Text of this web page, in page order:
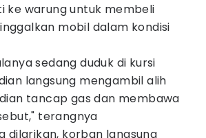
ke warung untuk membeli
mobil dalam kondisi
sedang duduk di kursi
langsung mengambil alih
tancap gas dan membawa
terangnya
dilarikan, korban langsung